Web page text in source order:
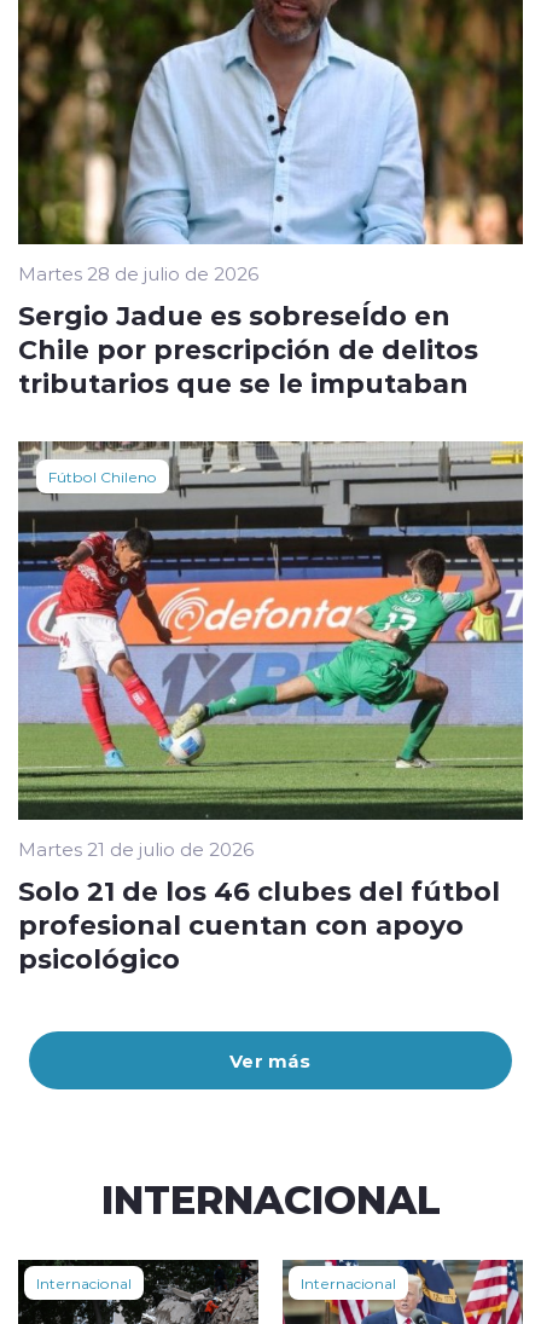
Ver más
Martes 28 de julio de 2026
Sergio Jadue es sobreseÍdo en
Chile por prescripción de delitos
tributarios que se le imputaban
Fútbol Chileno
Martes 21 de julio de 2026
Solo 21 de los 46 clubes del fútbol
profesional cuentan con apoyo
psicológico
INTERNACIONAL
Internacional Internacional